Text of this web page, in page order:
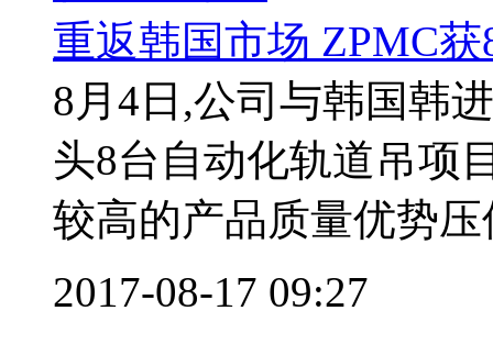
重返韩国市场 ZPMC
8月4日,公司与韩国韩
头8台自动化轨道吊项
较高的产品质量优势
2017-08-17 09:27